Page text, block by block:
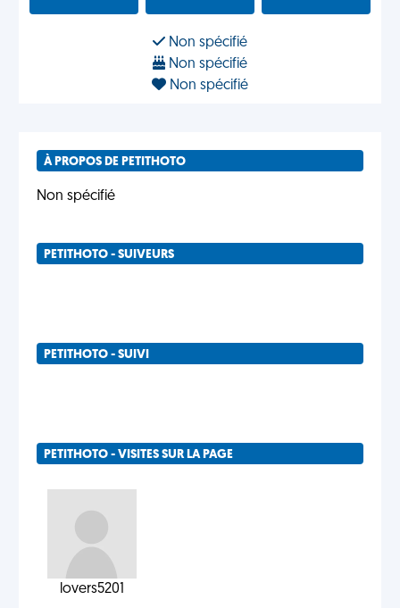
Non spécifié
Non spécifié
Non spécifié
À PROPOS DE PETITHOTO
Non spécifié
PETITHOTO - SUIVEURS
PETITHOTO - SUIVI
PETITHOTO - VISITES SUR LA PAGE
lovers5201